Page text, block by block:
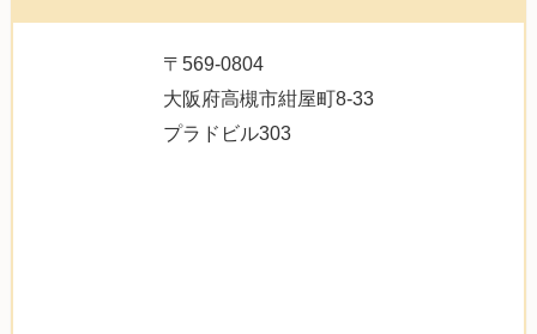
〒569-0804
大阪府高槻市紺屋町8-33
プラドビル303